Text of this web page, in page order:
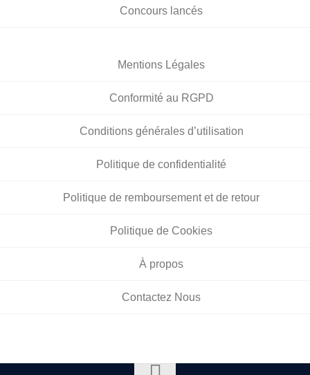
Concours lancés
Mentions Légales
Conformité au RGPD
Conditions générales d’utilisation
Politique de confidentialité
Politique de remboursement et de retour
Politique de Cookies
À propos
Contactez Nous